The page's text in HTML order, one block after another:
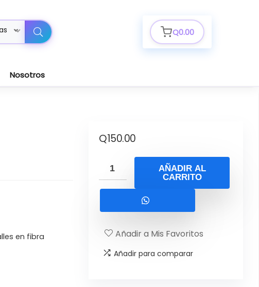
Q0.00
Nosotros
en fibra
Q150.00
AÑADIR AL
CARRITO
Añadir a Mis Favoritos
Añadir para comparar